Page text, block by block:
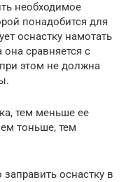
необходимое
понадобится для
оснастку намотать
сравняется с
этом не должна
тем меньше ее
тоньше, тем
оснастку в